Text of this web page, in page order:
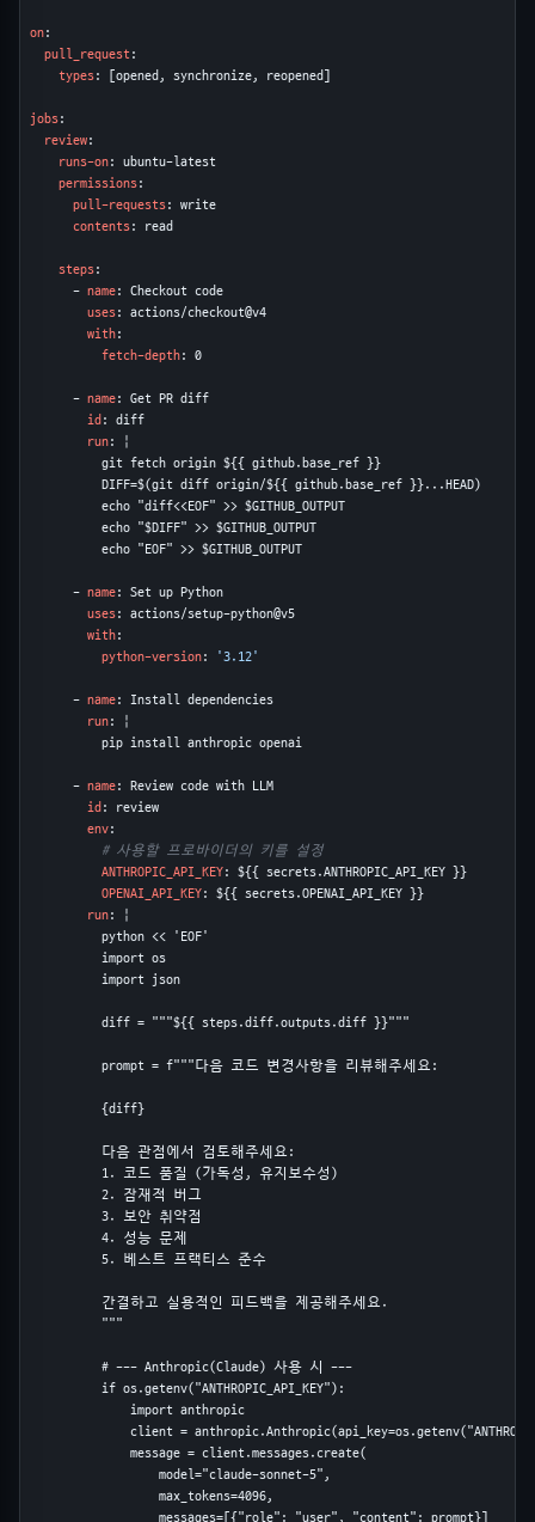
on:
pull_request:
types: [opened, synchronize, reopened]
jobs:
review:
runs-on: ubuntu-latest
permissions:
pull-requests: write
contents: read
steps:
      -
name: Checkout code
uses: actions/checkout@v4
with:
fetch-depth: 0
      -
name: Get PR diff
id : diff
run: |
          git fetch origin ${{ github.base_ref }}
          DIFF=$(git diff origin/${{ github.base_ref }}...HEAD)
          echo "diff<<EOF" >> $GITHUB_OUTPUT
          echo "$DIFF" >> $GITHUB_OUTPUT
          echo "EOF" >> $GITHUB_OUTPUT
      -
name: Set up Python
uses: actions/setup-python@v5
with:
python-version: '3.12'
      -
name: Install dependencies
run: |
          pip install anthropic openai
      -
name: Review code with LLM
id : review
env:
# 사용할 프로바이더의 키를 설정
ANTHROPIC_API_KEY: ${{ secrets.ANTHROPIC_API_KEY }}
OPENAI_API_KEY: ${{ secrets.OPENAI_API_KEY }}
run: |
          python << 'EOF'
          import os
          import json
          diff = """${{ steps.diff.outputs.diff }}"""
          prompt = f"""다음 코드 변경사항을 리뷰해주세요:
          {diff}
          다음 관점에서 검토해주세요:
          1. 코드 품질 (가독성, 유지보수성)
          2. 잠재적 버그
          3. 보안 취약점
          4. 성능 문제
          5. 베스트 프랙티스 준수
          간결하고 실용적인 피드백을 제공해주세요.
          """
          # --- Anthropic(Claude) 사용 시 ---
          if os.getenv("ANTHROPIC_API_KEY"):
              import anthropic
client =
              message = client.messages.create(
                  model="claude-sonnet-5",
                  max_tokens=4096,
                  messages=[{"role": "user", "content": prompt}]